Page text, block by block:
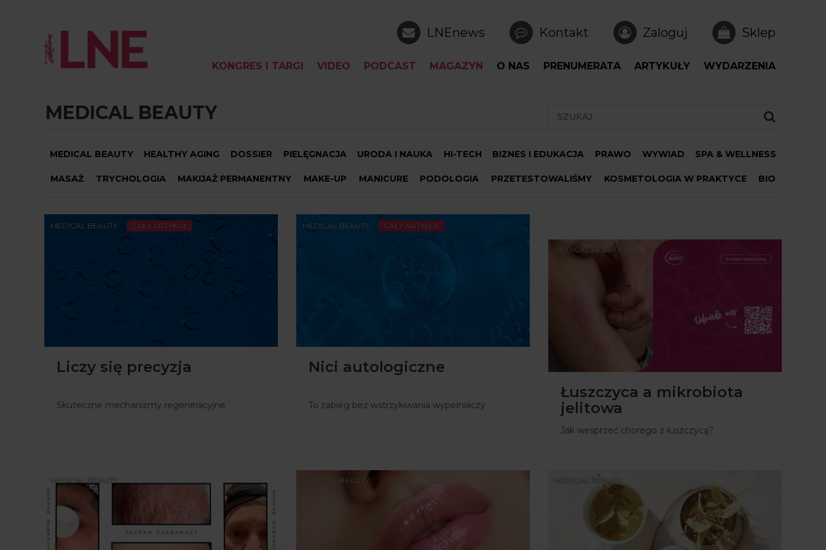
LNEnews Kontakt Zaloguj Sklep
KONGRES I TARGI VIDEO PODCAST MAGAZYN O NAS PRENUMERATA ARTYKUŁY WYDARZENIA
MEDICAL BEAUTY
MEDICAL BEAUTY HEALTHY AGING DOSSIER PIELĘGNACJA URODA I NAUKA HI-TECH BIZNES I EDUKACJA PRAWO WYWIAD SPA & WELLNESS
MASAŻ TRYCHOLOGIA MAKIJAŻ PERMANENTNY MAKE-UP MANICURE PODOLOGIA PRZETESTOWALIŚMY KOSMETOLOGIA W PRAKTYCE BIO
MEDICAL BEAUTY CAŁY ARTYKUŁ
Liczy się precyzja
Skuteczne mechanizmy regeneracyjne
MEDICAL BEAUTY CAŁY ARTYKUŁ
Nici autologiczne
To zabieg bez wstrzykiwania wypełniaczy
MEDICAL BEAUTY
Łuszczyca a mikrobiota
jelitowa
Jak wesprzeć chorego z łuszczycą?
MEDICAL BEAUTY MEDICAL BEAUTY